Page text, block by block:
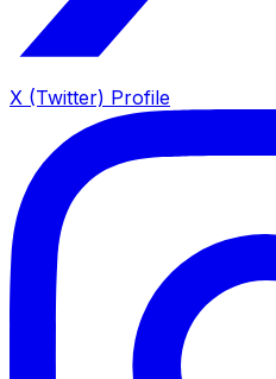
X (Twitter) Profile